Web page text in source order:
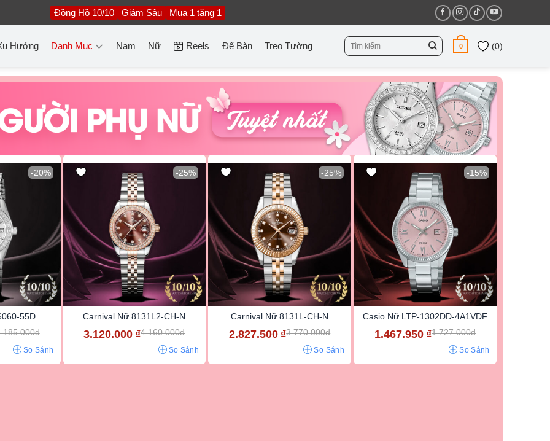
Đồng Hồ 10/10 Giảm Sâu Mua 1 tặng 1
Hướng Danh Mục Nam Nữ Reels Để Bàn Treo Tường
Tìm
kiếm:
0 (0)
-20%
55D
So Sánh
-25%
Carnival Nữ 8131L2-CH-N
3.120.000 ₫4.160.000đ
So Sánh
-25%
Carnival Nữ 8131L-CH-N
2.827.500 ₫3.770.000đ
So Sánh
-15%
Casio Nữ LTP-1302DD-4A1VDF
1.467.950 ₫1.727.000đ
So Sánh